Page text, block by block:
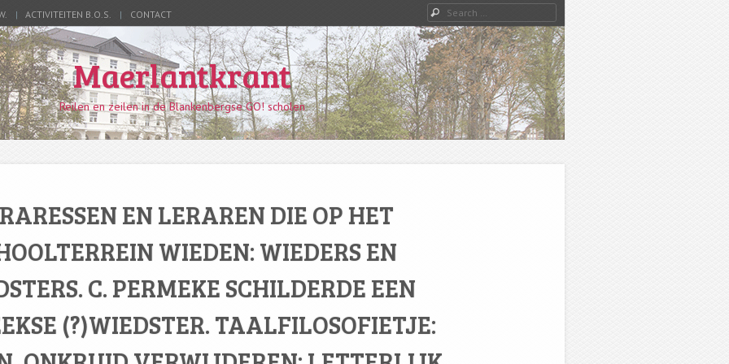
ACTIVITEITEN B.O.S. CONTACT Search
Maerlantkrant
Reilen en zeilen in de Blankenbergse GO! scholen
EN LERAREN DIE OP HET
WIEDEN: WIEDERS EN
C. PERMEKE SCHILDERDE EEN
(?)WIEDSTER. TAALFILOSOFIETJE: